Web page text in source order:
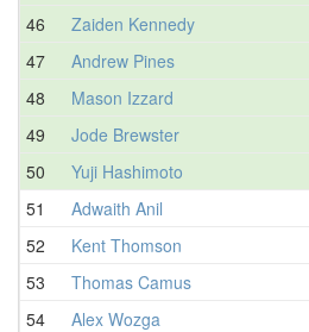
46
Zaiden Kennedy
47
Andrew Pines
48
Mason Izzard
49
Jode Brewster
50
Yuji Hashimoto
51
Adwaith Anil
52
Kent Thomson
53
Thomas Camus
54
Alex Wozga